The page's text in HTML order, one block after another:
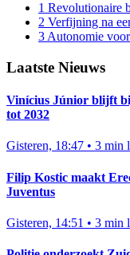
1 Revolutionaire
2 Verfijning na
3 Autonomie
Laatste Nieuws
Vinícius Júnior blijft
tot 2032
Gisteren, 18:47 • 3 min
Filip Kostic maakt
Juventus
Gisteren, 14:51 • 3 min